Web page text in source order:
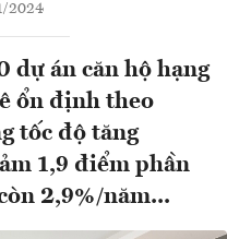
2024
dự án căn hộ hạng
ổn định theo
tốc độ tăng
1,9 điểm phần
2,9%/năm...